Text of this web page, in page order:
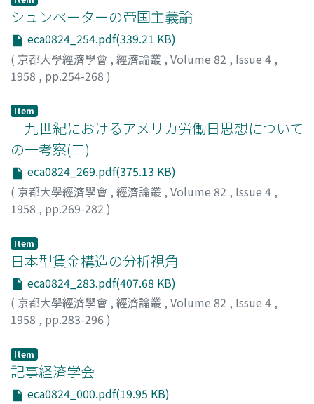
シュンペーターの帝国主義論
eca0824_254.pdf(339.21 KB)
( 京都大學經濟學會 , 經濟論叢 , Volume 82 , Issue 4 ,
1958 , pp.254-268 )
Item
十九世紀におけるアメリカ労働日思想について
の一考察(二)
eca0824_269.pdf(375.13 KB)
( 京都大學經濟學會 , 經濟論叢 , Volume 82 , Issue 4 ,
1958 , pp.269-282 )
Item
日本型賃金構造の分析視角
eca0824_283.pdf(407.68 KB)
( 京都大學經濟學會 , 經濟論叢 , Volume 82 , Issue 4 ,
1958 , pp.283-296 )
Item
記事経済学会
eca0824_000.pdf(19.95 KB)